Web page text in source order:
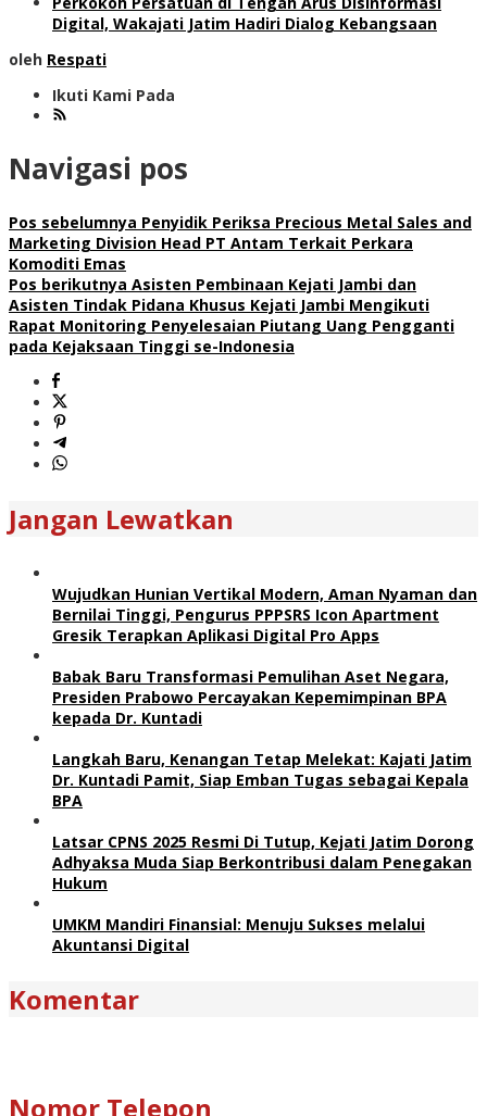
Digital, Wakajati Jatim Hadiri Dialog Kebangsaan
oleh Respati
Ikuti Kami Pada
Navigasi pos
Pos sebelumnya Penyidik Periksa Precious Metal Sales and
Marketing Division Head PT Antam Terkait Perkara
Komoditi Emas
Pos berikutnya Asisten Pembinaan Kejati Jambi dan
Asisten Tindak Pidana Khusus Kejati Jambi Mengikuti
Rapat Monitoring Penyelesaian Piutang Uang Pengganti
pada Kejaksaan Tinggi se-Indonesia
Jangan Lewatkan
Wujudkan Hunian Vertikal Modern, Aman Nyaman dan
Bernilai Tinggi, Pengurus PPPSRS Icon Apartment
Gresik Terapkan Aplikasi Digital Pro Apps
Babak Baru Transformasi Pemulihan Aset Negara,
Presiden Prabowo Percayakan Kepemimpinan BPA
kepada Dr. Kuntadi
Langkah Baru, Kenangan Tetap Melekat: Kajati Jatim
Dr. Kuntadi Pamit, Siap Emban Tugas sebagai Kepala
BPA
Latsar CPNS 2025 Resmi Di Tutup, Kejati Jatim Dorong
Adhyaksa Muda Siap Berkontribusi dalam Penegakan
Hukum
UMKM Mandiri Finansial: Menuju Sukses melalui
Akuntansi Digital
Komentar
Nomor Telepon